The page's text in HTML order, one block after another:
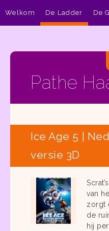
Pathe
Ice Age 5 |
versie 3D
van
zorgt
de
hij
Welkom De Ladder De